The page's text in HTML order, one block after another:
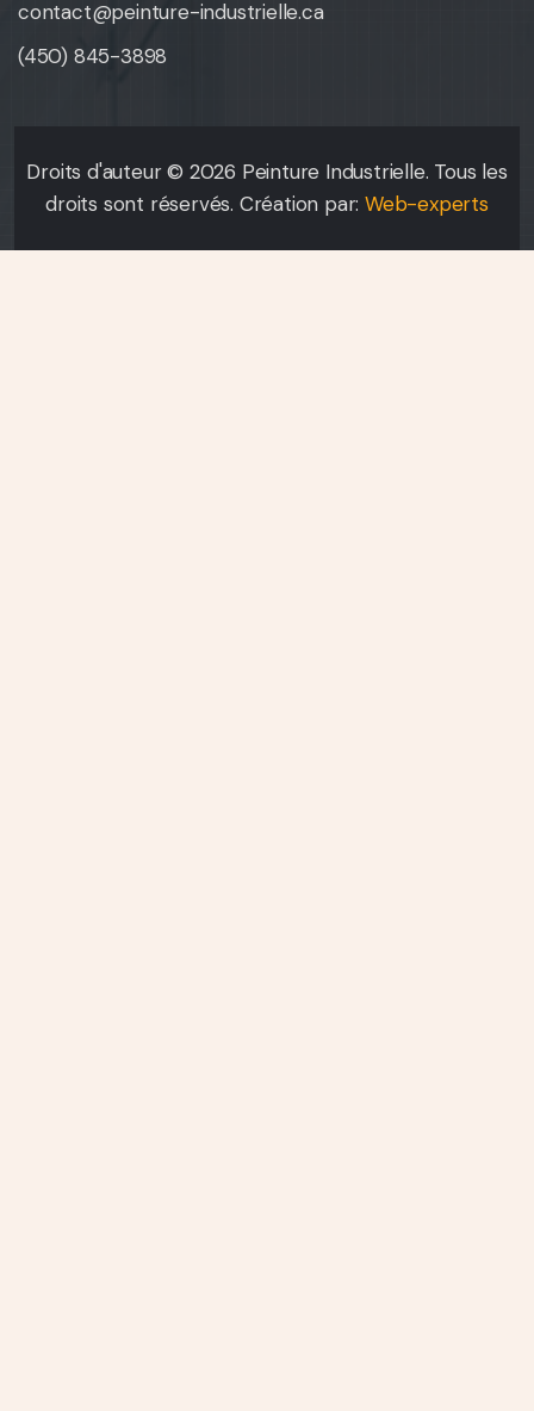
contact@peinture-industrielle.ca
(450) 845-3898
Droits d'auteur © 2026 Peinture Industrielle. Tous les
droits sont réservés. Création par: Web-experts